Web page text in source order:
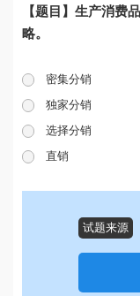
【题目】生产消费
略。
密集分销
独家分销
选择分销
直销
试题来源